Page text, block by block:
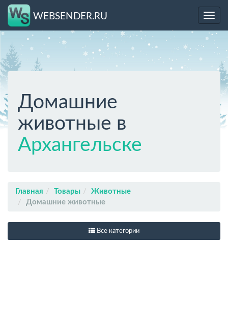
WEBSENDER.RU
Домашние
животные в
Архангельске
Главная Товары
Животные
Домашние животные
Все категории